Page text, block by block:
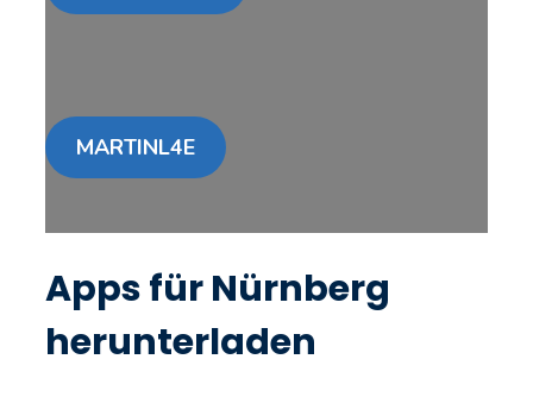
MARTINL4E
Apps für Nürnberg
herunterladen